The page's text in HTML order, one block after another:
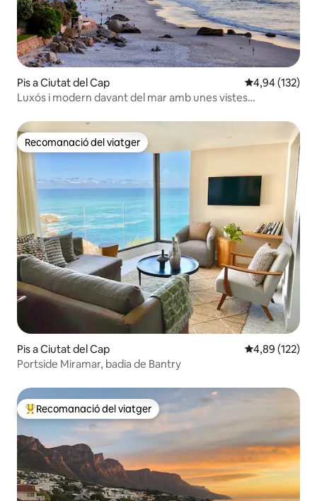
Pis a Ciutat del Cap 4,94 de
4,94 (132)
Luxós i modern davant del mar amb unes vistes
Recomanació del viatger
Recomanació del viatger
Pis a Ciutat del Cap 4,89 de
4,89 (122)
Portside Miramar, badia de Bantry
Principals recomanacions dels viatgers
Recomanació del viatger